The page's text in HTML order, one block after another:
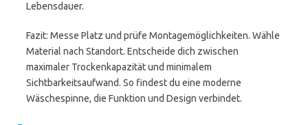
Lebensdauer.
Fazit: Messe Platz und prüfe Montagemöglichkeiten. Wähle
Material nach Standort. Entscheide dich zwischen
maximaler Trockenkapazität und minimalem
Sichtbarkeitsaufwand. So findest du eine moderne
Wäschespinne, die Funktion und Design verbindet.